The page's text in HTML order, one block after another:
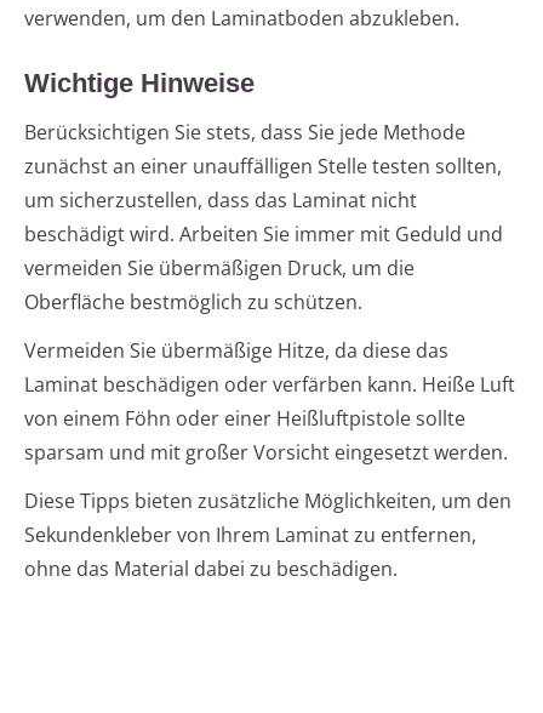
verwenden, um den Laminatboden abzukleben.
Wichtige Hinweise
Berücksichtigen Sie stets, dass Sie jede Methode
zunächst an einer unauffälligen Stelle testen sollten,
um sicherzustellen, dass das Laminat nicht
beschädigt wird. Arbeiten Sie immer mit Geduld und
vermeiden Sie übermäßigen Druck, um die
Oberfläche bestmöglich zu schützen.
Vermeiden Sie übermäßige Hitze, da diese das
Laminat beschädigen oder verfärben kann. Heiße Luft
von einem Föhn oder einer Heißluftpistole sollte
sparsam und mit großer Vorsicht eingesetzt werden.
Diese Tipps bieten zusätzliche Möglichkeiten, um den
Sekundenkleber von Ihrem Laminat zu entfernen,
ohne das Material dabei zu beschädigen.